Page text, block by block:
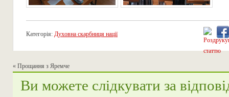
Категорія: Духовна скарбниця нації
« Прощання з Яремче
Ви можете слідкувати за